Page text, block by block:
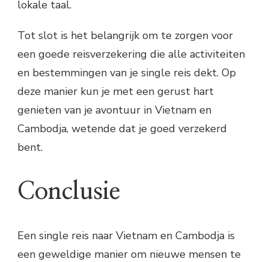
lokale taal.
Tot slot is het belangrijk om te zorgen voor
een goede reisverzekering die alle activiteiten
en bestemmingen van je single reis dekt. Op
deze manier kun je met een gerust hart
genieten van je avontuur in Vietnam en
Cambodja, wetende dat je goed verzekerd
bent.
Conclusie
Een single reis naar Vietnam en Cambodja is
een geweldige manier om nieuwe mensen te